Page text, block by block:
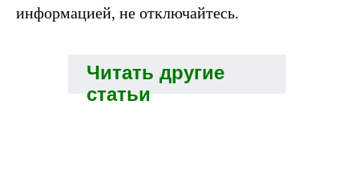
информацией, не отключайтесь.
Читать другие
статьи